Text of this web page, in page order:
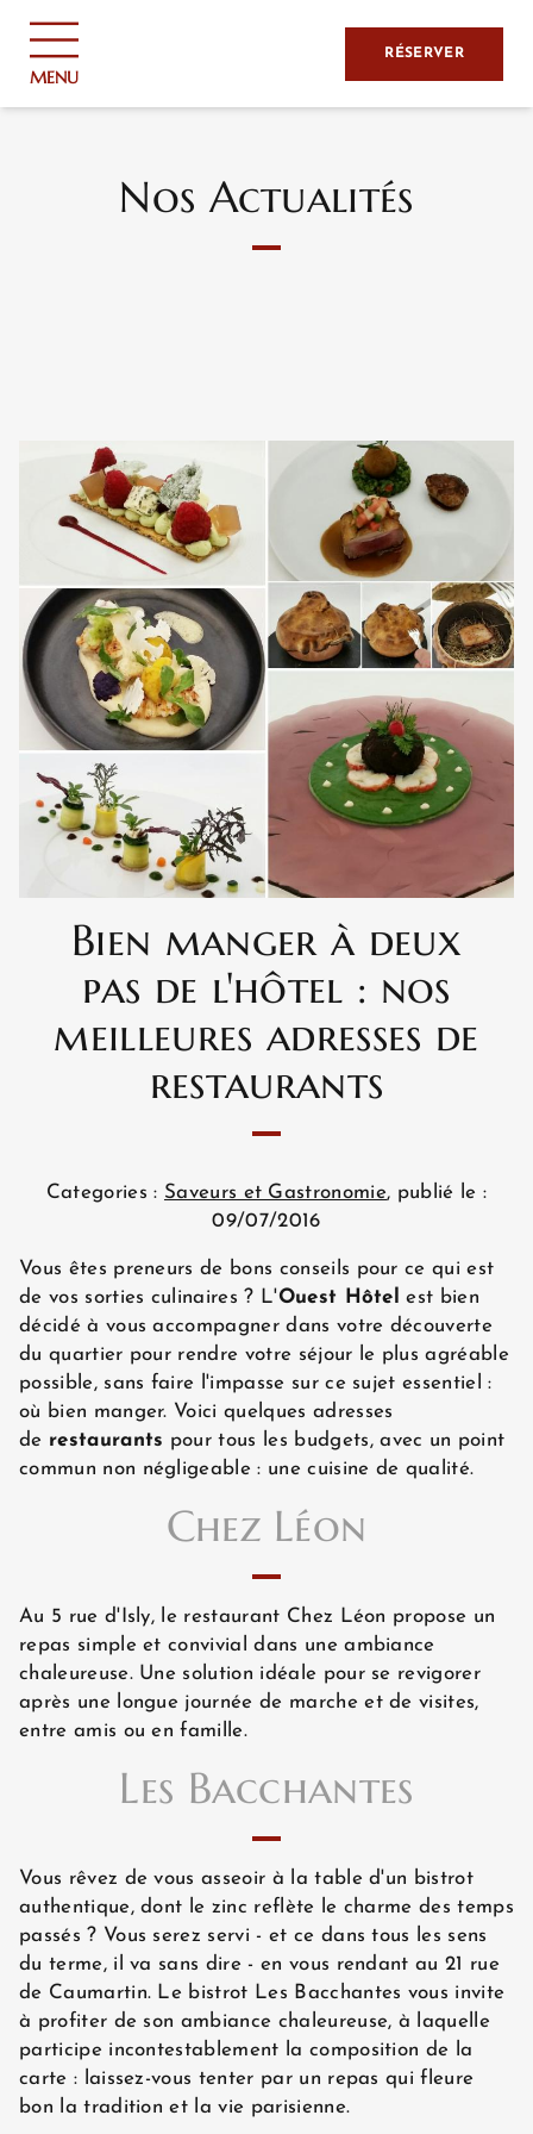
MENU
RÉSERVER
ACCUEIL
HÔTEL ET SERVICES
Nos Actualités
Bien manger à deux
pas de l'hôtel : nos
meilleures adresses de
restaurants
Categories : Saveurs et Gastronomie, publié le :
09/07/2016
Vous êtes preneurs de bons conseils pour ce qui est
de vos sorties culinaires ? L'Ouest Hôtel
est bien
décidé à vous accompagner dans votre découverte
du quartier pour rendre votre séjour le plus agréable
possible, sans faire l'impasse sur ce sujet essentiel :
où bien manger. Voici quelques adresses
de restaurants pour tous les budgets, avec un point
commun non négligeable : une cuisine de qualité.
Chez Léon
Au 5 rue d'Isly, le restaurant Chez Léon propose un
repas simple et convivial dans une ambiance
chaleureuse. Une solution idéale pour se revigorer
après une longue journée de marche et de visites,
entre amis ou en famille.
Les Bacchantes
Vous rêvez de vous asseoir à la table d'un bistrot
authentique, dont le zinc reflète le charme des temps
passés ? Vous serez servi - et ce dans tous les sens
du terme, il va sans dire - en vous rendant au 21 rue
de Caumartin. Le bistrot Les Bacchantes vous invite
à profiter de son ambiance chaleureuse, à laquelle
participe incontestablement la composition de la
carte : laissez-vous tenter par un repas qui fleure
bon la tradition et la vie parisienne.